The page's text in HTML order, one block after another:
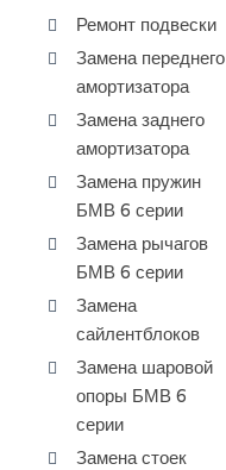
Ремонт подвески
Замена переднего
амортизатора
Замена заднего
амортизатора
Замена пружин
БМВ 6 серии
Замена рычагов
БМВ 6 серии
Замена
сайлентблоков
Замена шаровой
опоры БМВ 6
серии
Замена стоек